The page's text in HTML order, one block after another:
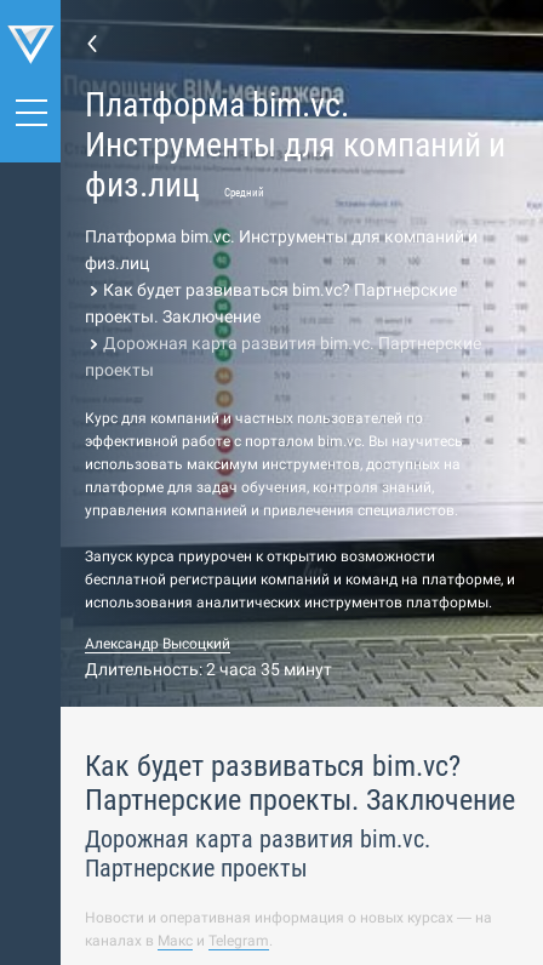
Платформа bim.vc.
Инструменты для компаний и
физ.лиц
Средний
Платформа bim.vc. Инструменты для компаний и
физ.лиц
Как будет развиваться bim.vc? Партнерские
проекты. Заключение
Дорожная карта развития bim.vc. Партнерские
проекты
Курс для компаний и частных пользователей по
эффективной работе с порталом bim.vc. Вы научитесь
использовать максимум инструментов, доступных на
платформе для задач обучения, контроля знаний,
управления компанией и привлечения специалистов.
Запуск курса приурочен к открытию возможности
бесплатной регистрации компаний и команд на платформе, и
использования аналитических инструментов платформы.
Александр Высоцкий
Длительность: 2 часа 35 минут
Как будет развиваться bim.vc?
Партнерские проекты. Заключение
Дорожная карта развития bim.vc.
Партнерские проекты
Новости и оперативная информация о новых курсах — на
каналах в Макс и Telegram.